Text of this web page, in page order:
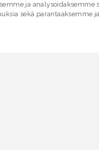
ja analysoidaksemme
sekä parantaaksemme